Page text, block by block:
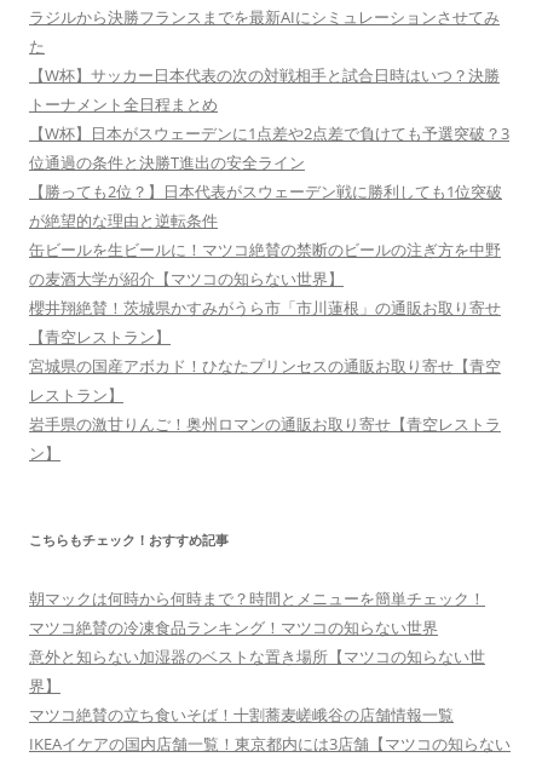
ラジルから決勝フランスまでを最新AIにシミュレーションさせてみ
た
【W杯】サッカー日本代表の次の対戦相手と試合日時はいつ？決勝
トーナメント全日程まとめ
【W杯】日本がスウェーデンに1点差や2点差で負けても予選突破？3
位通過の条件と決勝T進出の安全ライン
【勝っても2位？】日本代表がスウェーデン戦に勝利しても1位突破
が絶望的な理由と逆転条件
缶ビールを生ビールに！マツコ絶賛の禁断のビールの注ぎ方を中野
の麦酒大学が紹介【マツコの知らない世界】
櫻井翔絶賛！茨城県かすみがうら市「市川蓮根」の通販お取り寄せ
【青空レストラン】
宮城県の国産アボカド！ひなたプリンセスの通販お取り寄せ【青空
レストラン】
岩手県の激甘りんご！奥州ロマンの通販お取り寄せ【青空レストラ
ン】
こちらもチェック！おすすめ記事
朝マックは何時から何時まで？時間とメニューを簡単チェック！
マツコ絶賛の冷凍食品ランキング！マツコの知らない世界
意外と知らない加湿器のベストな置き場所【マツコの知らない世
界】
マツコ絶賛の立ち食いそば！十割蕎麦嵯峨谷の店舗情報一覧
IKEAイケアの国内店舗一覧！東京都内には3店舗【マツコの知らない